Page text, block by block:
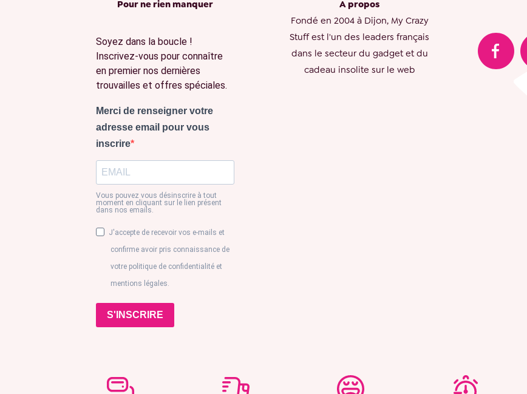
Pour ne rien manquer
Soyez dans la boucle !
Inscrivez-vous pour connaître
en premier nos dernières
trouvailles et offres spéciales.
Merci de renseigner votre
adresse email pour vous
inscrire
Vous pouvez vous désinscrire à tout
moment en cliquant sur le lien présent
dans nos emails.
J'accepte de recevoir vos e-mails et
confirme avoir pris connaissance de
votre politique de confidentialité et
mentions légales.
S'INSCRIRE
A propos
Fondé en 2004 à Dijon, My Crazy
Stuff est l'un des leaders français
dans le secteur du gadget et du
cadeau insolite sur le web